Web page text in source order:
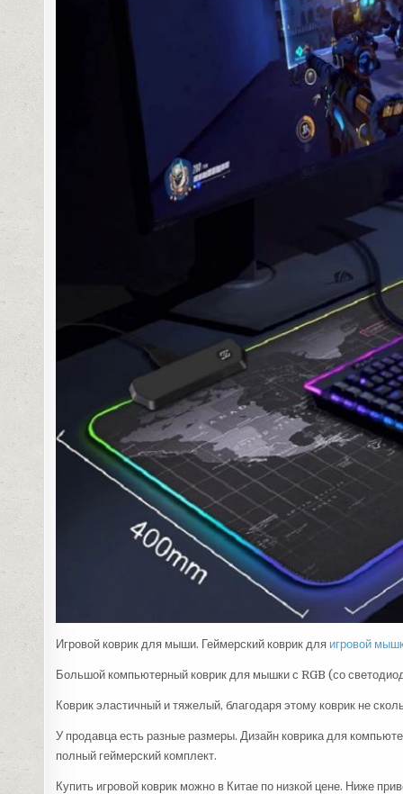
Игровой коврик для мыши. Геймерский коврик для игровой
Большой компьютерный коврик для мышки с RGB (со
Коврик эластичный и тяжелый, благодаря этому коврик не
У продавца есть разные размеры. Дизайн коврика для
полный геймерский комплект.
Купить игровой коврик можно в Китае по низкой цене. Ниже